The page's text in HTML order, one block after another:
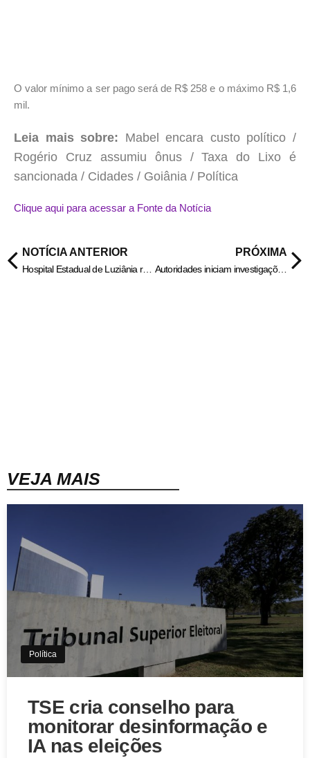
O valor mínimo a ser pago será de R$ 258 e o máximo R$ 1,6
mil.
Leia mais sobre: Mabel encara custo político /
Rogério Cruz assumiu ônus / Taxa do Lixo é
sancionada / Cidades / Goiânia / Política
Clique aqui para acessar a Fonte da Notícia
NOTÍCIA ANTERIOR
Hospital Estadual de Luziânia realiza workshop para otimização de processos
PRÓXIMA
Autoridades iniciam investigações do maior acidente rodoviário do Brasil
VEJA MAIS
Política
TSE cria conselho para
monitorar desinformação e
IA nas eleições